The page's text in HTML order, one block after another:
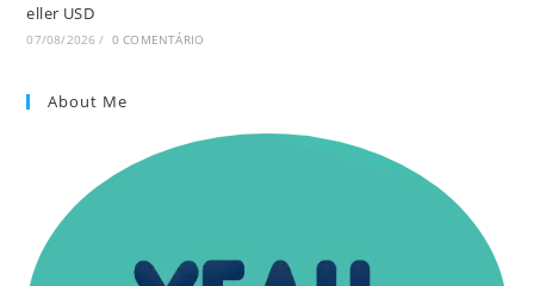
eller USD
07/08/2026 / 0 COMENTÁRIO
About Me